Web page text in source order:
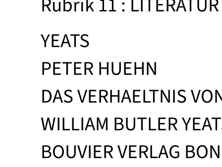
YEATS
PETER HUEHN
DAS VERHAELTNIS
WILLIAM BUTLER
BOUVIER VERLAG